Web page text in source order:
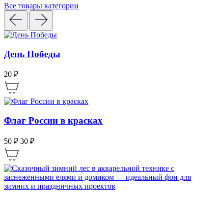
Все товары категории
День Победы
20 ₽
Флаг России в красках
50 ₽ 30 ₽